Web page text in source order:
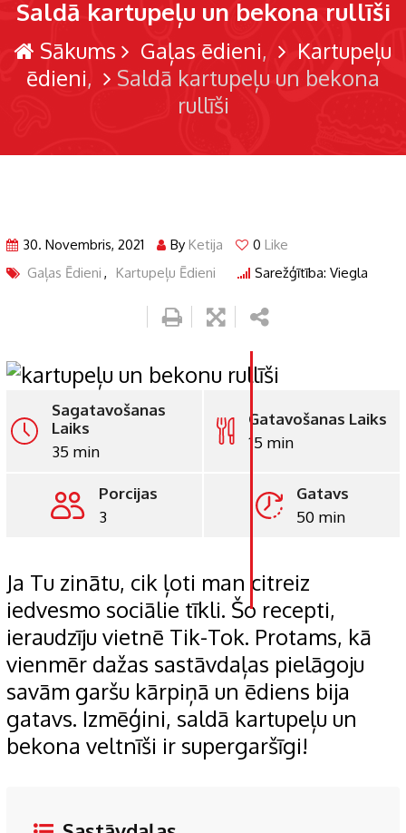
Saldā kartupeļu un bekona rullīši
Sākums Gaļas ēdieni
Kartupeļu
ēdieni
Saldā kartupeļu un bekona
rullīši
30. Novembris, 2021 By Ketija 0 Like
Gaļas Ēdieni , Kartupeļu Ēdieni Sarežģītība: Viegla
Whatsapp
Print
Sagatavošanas
Laiks
35 min
Gatavošanas Laiks
15 min
Porcijas
3
Gatavs
50 min
Ja Tu zinātu, cik ļoti man citreiz
iedvesmo sociālie tīkli. Šo recepti,
ieraudzīju vietnē Tik-Tok. Protams, kā
vienmēr dažas sastāvdaļas pielāgoju
savām garšu kārpiņā un ēdiens bija
gatavs. Izmēģini, saldā kartupeļu un
bekona veltnīši ir supergaršīgi!